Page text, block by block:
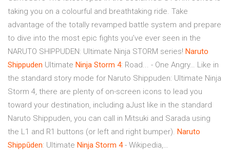
taking you on a colourful and breathtaking ride. Take
advantage of the totally revamped battle system and prepare
to dive into the most epic fights you’ve ever seen in the
NARUTO SHIPPUDEN: Ultimate Ninja STORM series! Naruto
Shippuden Ultimate Ninja Storm 4: Road... - One Angry… Like in
the standard story mode for Naruto Shippuden: Ultimate Ninja
Storm 4, there are plenty of on-screen icons to lead you
toward your destination, including aJust like in the standard
Naruto Shippuden, you can call in Mitsuki and Sarada using
the L1 and R1 buttons (or left and right bumper). Naruto
Shippūden: Ultimate Ninja Storm 4- Wikipedia,…